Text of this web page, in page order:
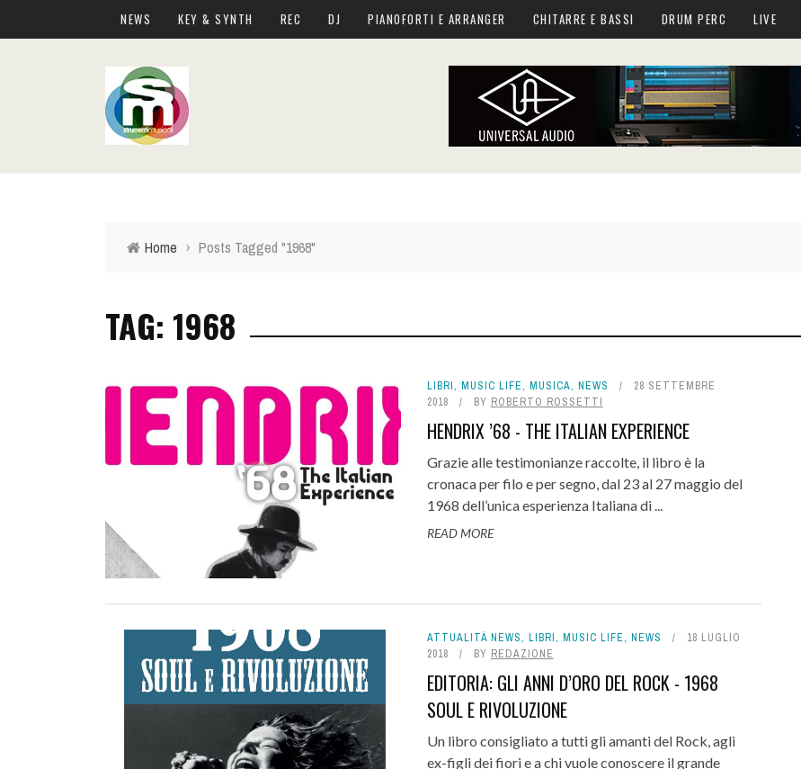
NEWS KEY & SYNTH REC DJ PIANOFORTI E ARRANGER CHITARRE E BASSI DRUM PERC LIVE
Home › Posts Tagged "1968"
TAG: 1968
LIBRI, MUSIC LIFE, MUSICA, NEWS
28 SETTEMBRE
2018
BY ROBERTO ROSSETTI
HENDRIX ’68 - THE ITALIAN EXPERIENCE
Grazie alle testimonianze raccolte, il libro è la
cronaca per filo e per segno, dal 23 al 27 maggio del
1968 dell’unica esperienza Italiana di ...
READ MORE
ATTUALITÀ NEWS, LIBRI, MUSIC LIFE, NEWS
18 LUGLIO
2018
BY REDAZIONE
EDITORIA: GLI ANNI D’ORO DEL ROCK - 1968
SOUL E RIVOLUZIONE
Un libro consigliato a tutti gli amanti del Rock, agli
ex-figli dei fiori e a chi vuole conoscere il grande